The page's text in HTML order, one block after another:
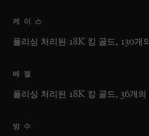
케이스
폴리싱 처리된 18K 킹 골드, 130개
베젤
폴리싱 처리된 18K 킹 골드, 36개
방수